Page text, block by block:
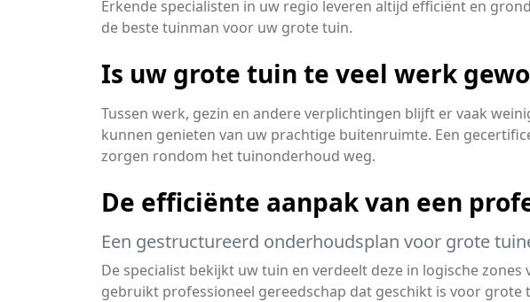
Erkende specialisten in uw regio leveren altijd efficiënt en
de beste tuinman voor uw grote tuin.
Is uw grote tuin te veel werk
Tussen werk, gezin en andere verplichtingen blijft er vaak
kunnen genieten van uw prachtige buitenruimte. Een
zorgen rondom het tuinonderhoud weg.
De efficiënte aanpak van een
Een gestructureerd onderhoudsplan voor grote
De specialist bekijkt uw tuin en verdeelt deze in logische
gebruikt professioneel gereedschap dat geschikt is voor grote